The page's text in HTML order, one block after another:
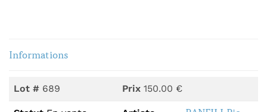
Informations
Lot # 689 Prix 150.00 €